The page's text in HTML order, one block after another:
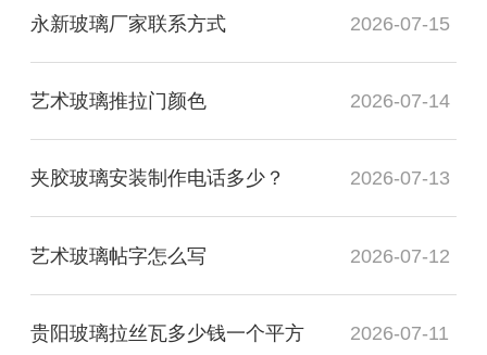
永新玻璃厂家联系方式 2026-07-15
艺术玻璃推拉门颜色 2026-07-14
夹胶玻璃安装制作电话多少？ 2026-07-13
艺术玻璃帖字怎么写 2026-07-12
贵阳玻璃拉丝瓦多少钱一个平方 2026-07-11